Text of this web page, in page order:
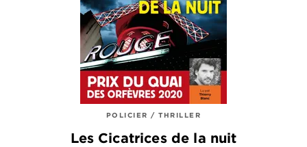
POLICIER / THRILLER
Les Cicatrices de la nuit